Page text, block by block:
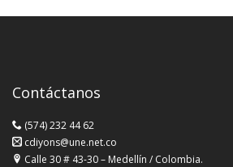
Contáctanos
(574) 232 44 62
cdiyons@une.net.co
Calle 30 # 43-30 – Medellín / Colombia.